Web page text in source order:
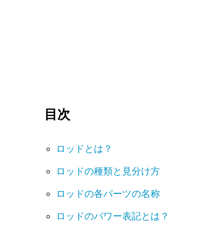
目次
ロッドとは？
ロッドの種類と見分け方
ロッドの各パーツの名称
ロッドのパワー表記とは？